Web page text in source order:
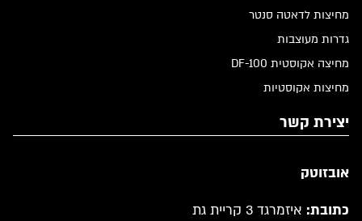
מחיצות לדאטה סנטר
גדרות מעוצבות
מחיצה אקוסטית DF-100
מחיצות אקוסטיות
יצירת קשר
אובזוטק
כתובת: איזמרגד 3 קריית גת